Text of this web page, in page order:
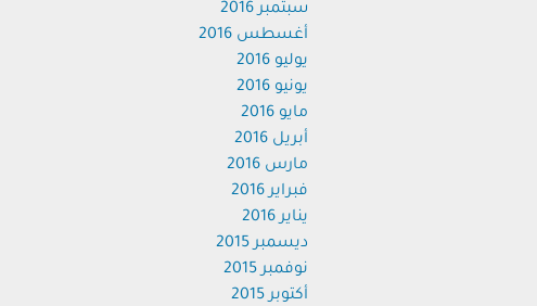
سبتمبر 2016
أغسطس 2016
يوليو 2016
يونيو 2016
مايو 2016
أبريل 2016
مارس 2016
فبراير 2016
يناير 2016
ديسمبر 2015
نوفمبر 2015
أكتوبر 2015